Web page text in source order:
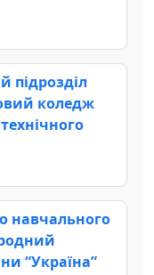
підрозділ
коледж
навчального
“Україна”